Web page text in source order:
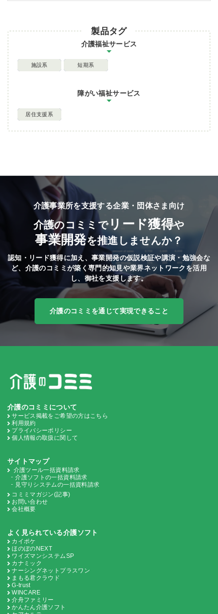
製品タグ
介護福祉サービス
施設系 短期系
障がい福祉サービス
居住支援系
介護事業所を支援する企業・団体さま向け
介護のコミミでリード獲得や
事業開発を推進しませんか？
認知・リード獲得に加え、事業開発の仮説検証や講演・勉強会な
ど、 介護のコミミが築く専門的知見や業界ネットワークを活用
し、御社を支援します。
介護のコミミを通じて実現できること
介護のコミミについて
サービス掲載をご希望の方はこちら
利用規約
プライバシーポリシー
個人情報の取扱に関して
サイトマップ
介護ツール一括資料請求
介護ソフトの一括資料請求
見守りシステムの一括資料請求
コミミマガジン(記事)
お問い合わせ
会社概要
よく見られている介護ソフト
カイポケ
ほのぼのNEXT
ワイズマンシステムSP
カナミック
ナーシングネットプラスワン
まもる君クラウド
G-trust
WINCARE
介舟ファミリー
かんたん介護ソフト